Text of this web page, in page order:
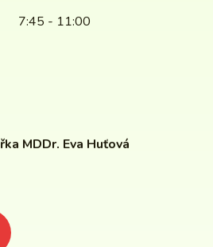
7:45 - 11:00
MDDr. Eva Huťová